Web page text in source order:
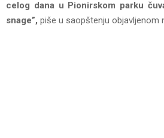
celоg dana u Pionirskom parku
snage”, piše u saopštenju objavljenom